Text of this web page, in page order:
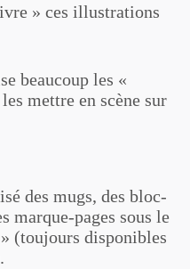
» ces illustrations
beaucoup les «
mettre en scène sur
des mugs, des bloc-
marque-pages sous le
(toujours disponibles